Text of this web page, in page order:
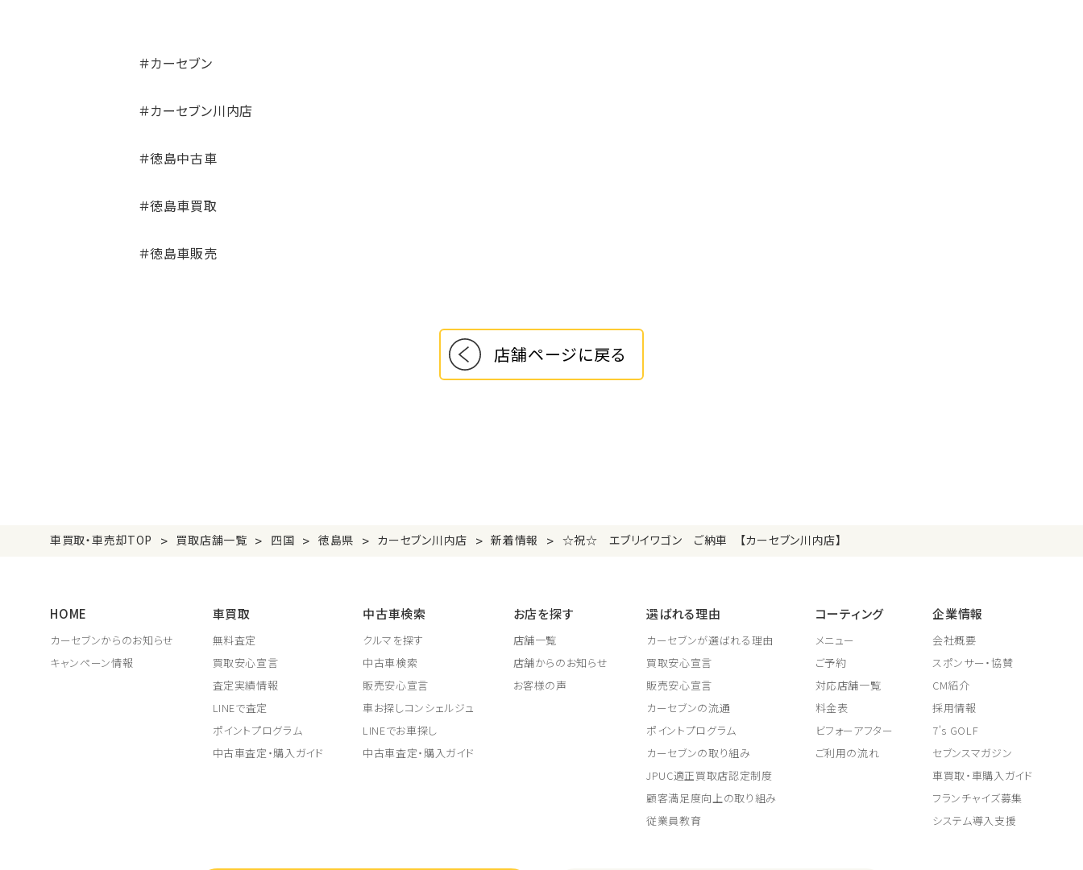
＃カーセブン
＃カーセブン川内店
＃徳島中古車
＃徳島車買取
＃徳島車販売
店舗ページに戻る
車買取・車売却TOP > 買取店舗一覧 > 四国 > 徳島県 > カーセブン川内店 > 新着情報 > ☆祝☆ エブリイワゴン ご納車 【カーセブン川内店】
HOME
カーセブンからのお知らせ
キャンペーン情報
車買取
無料査定
買取安心宣言
査定実績情報
LINEで査定
ポイントプログラム
中古車査定・購入ガイド
中古車検索
クルマを探す
中古車検索
販売安心宣言
車お探しコンシェルジュ
LINEでお車探し
中古車査定・購入ガイド
お店を探す
店舗一覧
店舗からのお知らせ
お客様の声
選ばれる理由
カーセブンが選ばれる理由
買取安心宣言
販売安心宣言
カーセブンの流通
ポイントプログラム
カーセブンの取り組み
JPUC適正買取店認定制度
顧客満足度向上の取り組み
従業員教育
コーティング
メニュー
ご予約
対応店舗一覧
料金表
ビフォーアフター
ご利用の流れ
企業情報
会社概要
スポンサー・協賛
CM紹介
採用情報
7's GOLF
セブンスマガジン
車買取・車購入ガイド
フランチャイズ募集
システム導入支援